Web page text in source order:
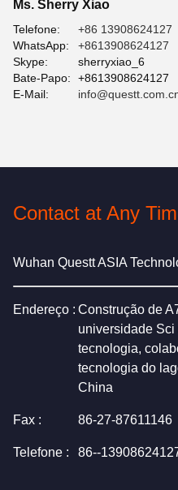
Ms. Sherry Xiao
Telefone:
+86 13908624127
WhatsApp:
+8613908624127
Skype:
sherryxiao_6
Bate-Papo:
+8613908624127
E-Mail:
Contact at Any
Wuhan Questt ASIA
Endereço : Construção de
universidade
tecnologia,
tecnologia do
China
Fax : 86-27-87611146
Telefone : 86--